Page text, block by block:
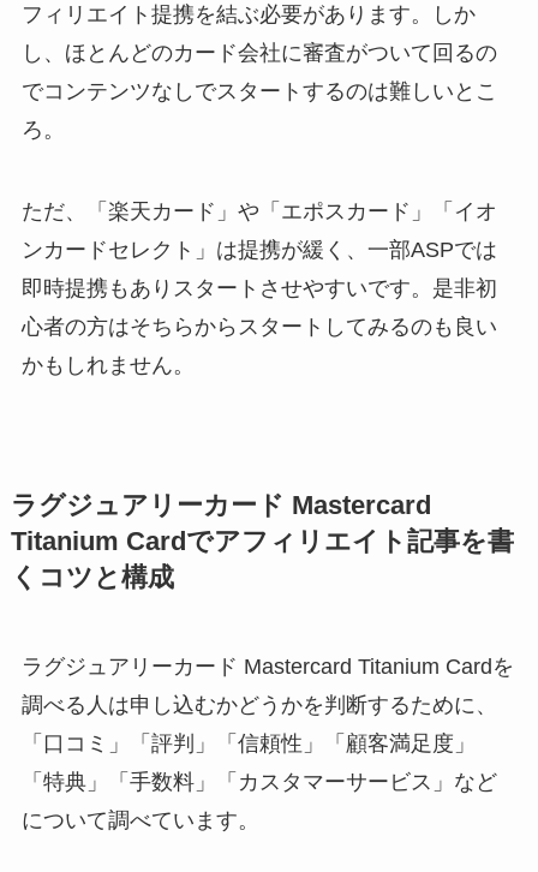
フィリエイト提携を結ぶ必要があります。しか
し、ほとんどのカード会社に審査がついて回るの
でコンテンツなしでスタートするのは難しいとこ
ろ。
ただ、「楽天カード」や「エポスカード」「イオ
ンカードセレクト」は提携が緩く、一部ASPでは
即時提携もありスタートさせやすいです。是非初
心者の方はそちらからスタートしてみるのも良い
かもしれません。
ラグジュアリーカード Mastercard
Titanium Cardでアフィリエイト記事を書
くコツと構成
ラグジュアリーカード Mastercard Titanium Cardを
調べる人は申し込むかどうかを判断するために、
「口コミ」「評判」「信頼性」「顧客満足度」
「特典」「手数料」「カスタマーサービス」など
について調べています。